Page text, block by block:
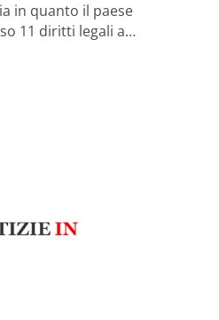
in quanto il paese
11 diritti legali a…